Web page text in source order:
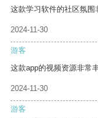
这款学习软件的社区氛围
2024-11-30
游客
这款app的视频资源非常
2024-11-30
游客